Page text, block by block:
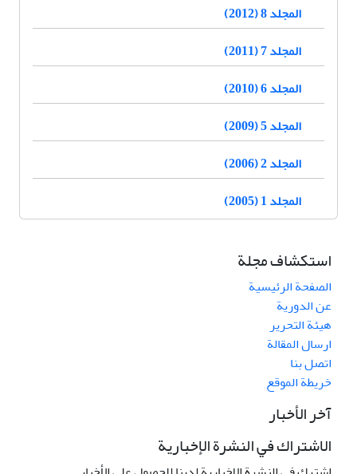
المجلد 8 (2012)
المجلد 7 (2011)
المجلد 6 (2010)
المجلد 5 (2009)
المجلد 2 (2006)
المجلد 1 (2005)
استكشاف مجلة
الصفحة الرئيسية
عن الدورية
هيئة التحرير
ارسال المقالة
اتصل بنا
خريطة الموقع
آخر الأخبار
الاشتراك في النشرة الإخبارية